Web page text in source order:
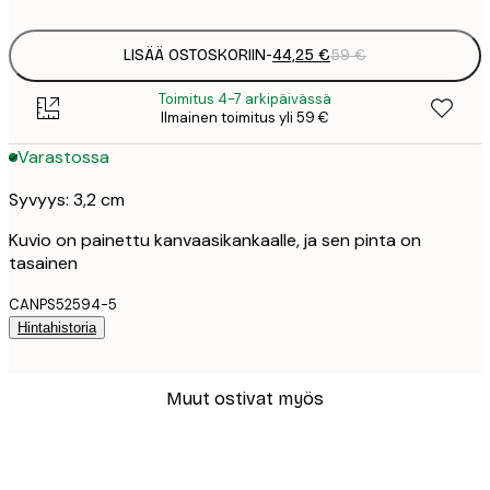
LISÄÄ OSTOSKORIIN-44,25 €59 €
Toimitus 4-7 arkipäivässä
Ilmainen toimitus yli 59 €
Varastossa
Syvyys: 3,2 cm
Kuvio on painettu kanvaasikankaalle, ja sen pinta on
tasainen
CANPS52594-5
Hintahistoria
Muut ostivat myös